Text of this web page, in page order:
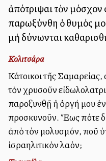
ἀπότριψαι τὸν
παρωξύνθη ὁ θυμός
μὴ δύνωνται
Κολιτσάρα
Κάτοικοι τῆς
τὸν χρυσοῦν
παροξυνθῇ ἡ ὀργή μου
προσκυνοῦν. Ἕως πότε
ἀπὸ τὸν μολυσμόν, ποῦ
ἰσραηλιτικὸν λαόν;